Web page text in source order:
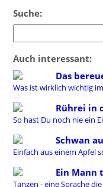
Suche:
Auch interessant:
Das
Was ist wirklich wichtig
Rührei in
So hast Du noch nie ein
Schwan
Einfach aus einem Apfel
Ein Mann
Tanzen - eine Sprache